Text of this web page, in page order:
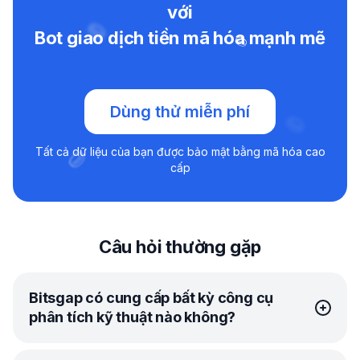
với
Bot giao dịch tiền mã hóa mạnh mẽ
Dùng thử miễn phí
Tất cả dữ liệu của bạn được bảo mật bằng mã hóa cao
cấp
Câu hỏi thường gặp
Bitsgap có cung cấp bất kỳ công cụ
phân tích kỹ thuật nào không?